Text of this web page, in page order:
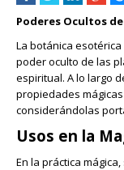
Poderes Ocultos
La botánica
poder oculto de las
espiritual. A lo largo
propiedades
considerándolas
Usos en la
En la práctica